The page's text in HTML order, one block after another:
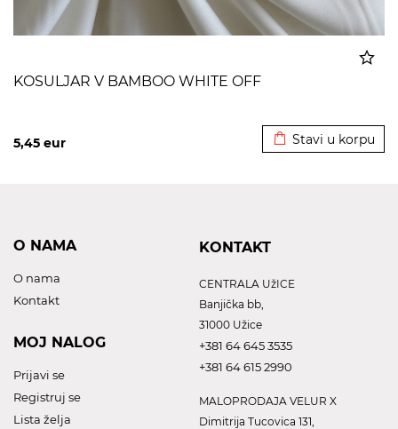
KOSULJAR V BAMBOO WHITE OFF
5,45 eur Stavi u korpu
O NAMA
O nama
Kontakt
MOJ NALOG
Prijavi se
Registruj se
Lista želja
KONTAKT
CENTRALA UžICE
Banjička bb,
31000 Užice
+381 64 645 3535
+381 64 615 2990
MALOPRODAJA VELUR X
Dimitrija Tucovica 131,